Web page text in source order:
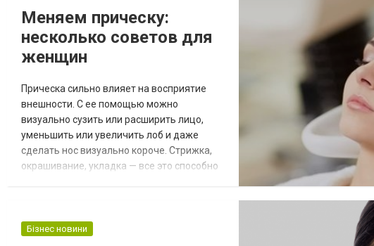
художники? Все в ваших руках — берите и
делайте. Любая полиграфическая...
Меняем прическу:
несколько советов для
женщин
Прическа сильно влияет на восприятие
внешности. С ее помощью можно
визуально сузить или расширить лицо,
уменьшить или увеличить лоб и даже
сделать нос визуально короче. Стрижка,
окрашивание, укладка — все это способно
парикмахерскую? Проверяйте рейтинги и
Бізнес новини